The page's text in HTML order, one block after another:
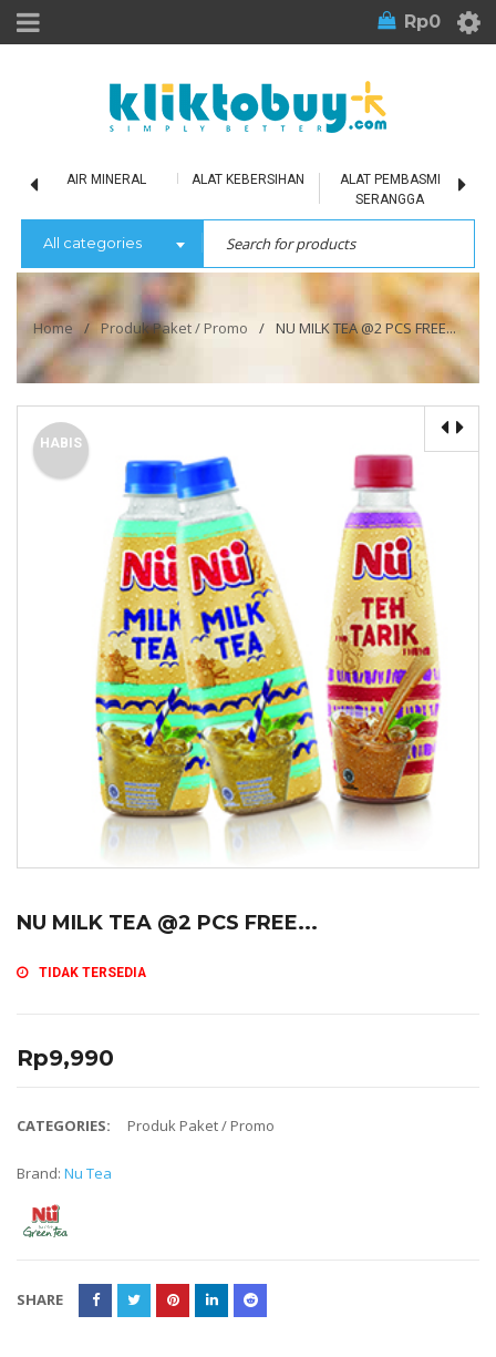
Rp0
AIR MINERAL ALAT KEBERSIHAN
ALAT PEMBASMI
SERANGGA
All categories
Home / Produk Paket / Promo / NU MILK TEA @2 PCS FREE...
HABIS
NU MILK TEA @2 PCS FREE...
TIDAK TERSEDIA
Rp9,990
CATEGORIES: Produk Paket / Promo
Brand: Nu Tea
SHARE